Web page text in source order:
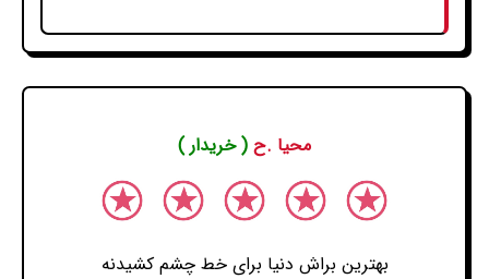
محیا .ح ( خریدار )
بهترین براش دنیا برای خط چشم کشیدنه